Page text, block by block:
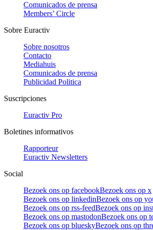
Comunicados de prensa
Members’ Circle
Sobre Euractiv
Sobre nosotros
Contacto
Mediahuis
Comunicados de prensa
Publicidad Politica
Suscripciones
Euractiv Pro
Boletines informativos
Rapporteur
Euractiv Newsletters
Social
Bezoek ons op facebookBezoek ons op x
Bezoek ons op linkedinBezoek ons op
Bezoek ons op rss-feedBezoek ons op
Bezoek ons op mastodonBezoek ons op
Bezoek ons op blueskyBezoek ons op